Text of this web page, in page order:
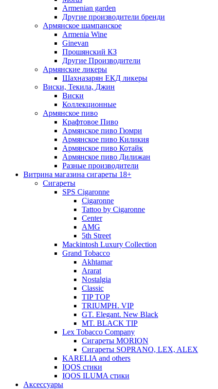
Armenian garden
Другие производители бренди
Армянское шампанское
Armenia Wine
Ginevan
Прошянский КЗ
Другие Производители
Армянские ликеры
Шахназарян ЕКД ликеры
Виски, Текила, Джин
Виски
Коллекционные
Армянское пиво
Крафтовое Пиво
Армянское пиво Гюмри
Армянское пиво Киликия
Армянское пиво Котайк
Армянское пиво Дилижан
Разные производители
Витрина магазина сигареты 18+
Cигареты
SPS Cigaronne
Сigaronne
Tattoo by Cigaronne
Center
AMG
5th Street
Mackintosh Luxury Collection
Grand Tobacco
Akhtamar
Ararat
Nostalgia
Classic
TIP TOP
TRIUMPH. VIP
GT. Elegant. New Black
MT. BLACK TIP
Lex Tobacco Company
Сигареты MORION
Сигареты SOPRANO, LEX, ALEX
KARELIA and others
IQOS стики
IQOS ILUMA стики
Аксессуары